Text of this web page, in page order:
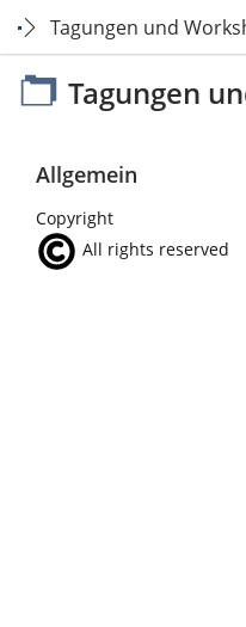
Tagungen und
Tagungen
Allgemein
Copyright
All rights reserved